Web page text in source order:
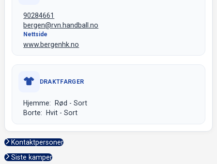
90284661
bergen@rvn.handball.no
Nettside
www.bergenhk.no
DRAKTFARGER
Hjemme: Rød - Sort
Borte: Hvit - Sort
Kontaktpersoner
Siste kamper